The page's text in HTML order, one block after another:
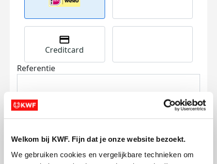
Welkom bij KWF. Fijn dat je onze website bezoekt.
We gebruiken cookies en vergelijkbare technieken om
Creditcard
Referentie
Ik wil bijdragen aan de transactiekosten